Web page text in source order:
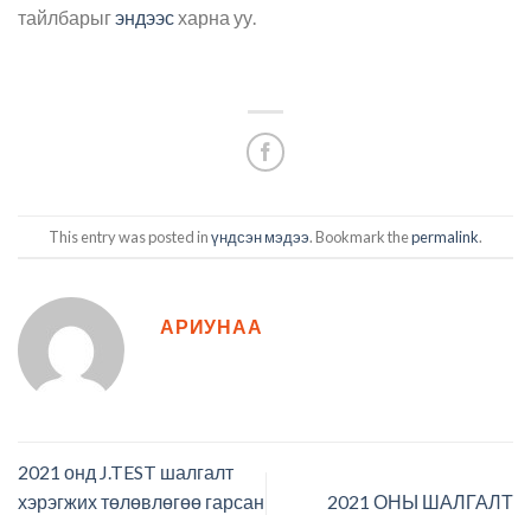
тайлбарыгэндээсхарна уу.
This entry was posted inүндсэн мэдээ. Bookmark thepermalink.
АРИУНАА
2021 онд J.TEST шалгалт
хэрэгжих төлөвлөгөө гарсан
2021 ОНЫ ШАЛГАЛТ